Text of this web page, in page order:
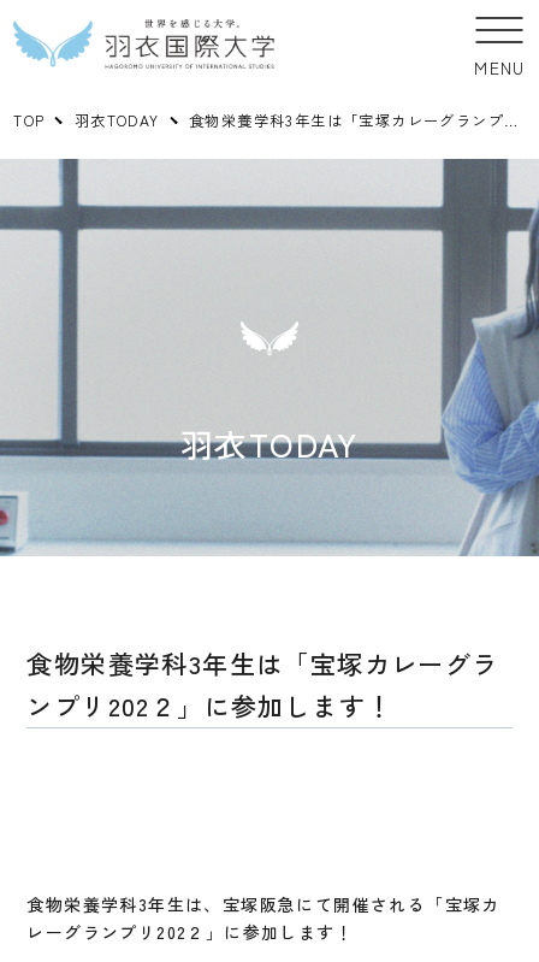
MENU
TOP 羽衣TODAY 食物栄養学科3年生は「宝塚カレーグランプリ202２」に参加します！
羽衣TODAY
食物栄養学科3年生は「宝塚カレーグラ
ンプリ202２」に参加します！
食物栄養学科3年生は、宝塚阪急にて開催される「宝塚カ
レーグランプリ202２」に参加します！